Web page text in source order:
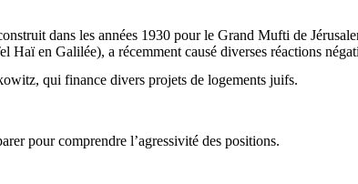
dans les années 1930 pour le Grand Mufti de
Haï en Galilée), a récemment causé diverses réactions
, qui finance divers projets de logements juifs.
pour comprendre l’agressivité des positions.